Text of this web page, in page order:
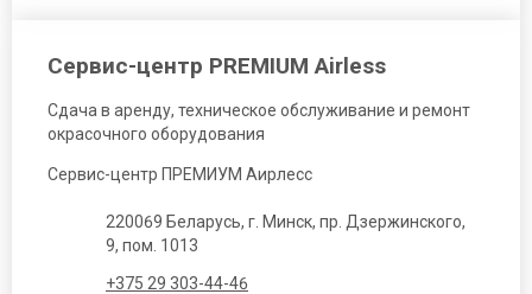
Сервис-центр PREMIUM Airless
Сдача в аренду, техническое обслуживание и ремонт
окрасочного оборудования
Сервис-центр ПРЕМИУМ Аирлесс
220069 Беларусь, г. Минск, пр. Дзержинского,
9, пом. 1013
+375 29 303-44-46